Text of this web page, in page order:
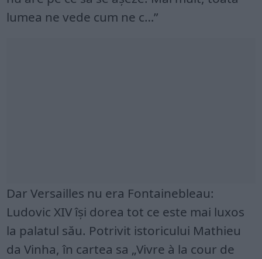
lumea ne vede cum ne c…”
Dar Versailles nu era Fontainebleau:
Ludovic XIV își dorea tot ce este mai luxos
la palatul său. Potrivit istoricului Mathieu
da Vinha, în cartea sa „Vivre à la cour de